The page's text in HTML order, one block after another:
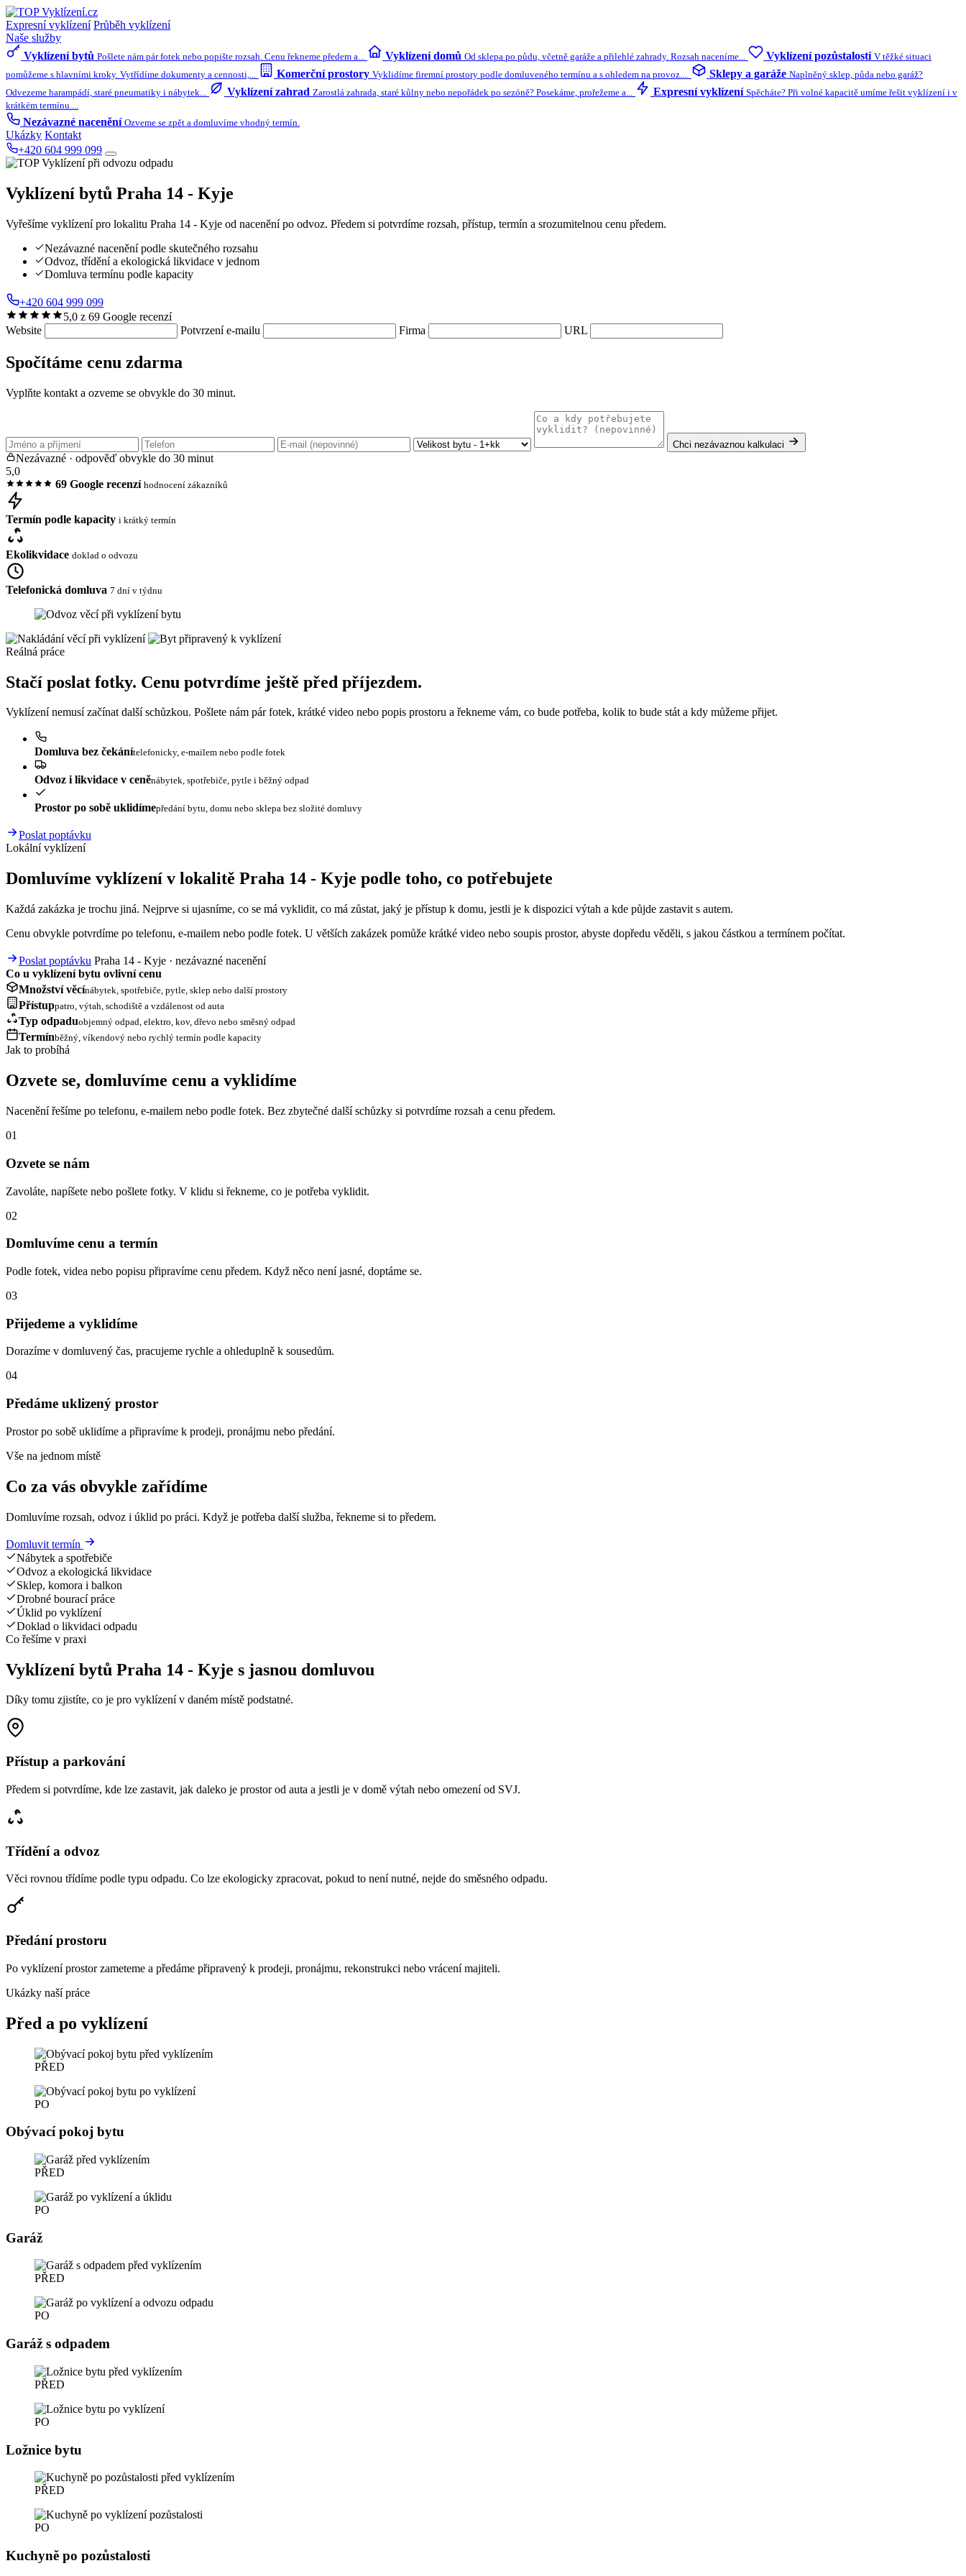
Expresní vyklízení Průběh vyklízení
Naše služby
Vyklízení bytů Pošlete nám pár fotek nebo popište rozsah. Cenu řekneme předem a... Vyklízení domů Od sklepa po půdu, včetně garáže a přilehlé zahrady. Rozsah naceníme... Vyklízení pozůstalostí V těžké situaci
pomůžeme s hlavními kroky. Vytřídíme dokumenty a cennosti,...
Komerční prostory Vyklidíme firemní prostory podle domluveného termínu a s ohledem na provoz.... Sklepy a garáže Naplněný sklep, půda nebo garáž?
Odvezeme harampádí, staré pneumatiky i nábytek...
Vyklízení zahrad Zarostlá zahrada, staré kůlny nebo nepořádek po sezóně? Posekáme, prořežeme a... Expresní vyklízení Spěcháte? Při volné kapacitě umíme řešit vyklízení i v
krátkém termínu....
Nezávazné nacenění Ozveme se zpět a domluvíme vhodný termín.
Ukázky Kontakt
+420 604 999 099
Vyklízení bytů Praha 14 - Kyje
Vyřešíme vyklízení pro lokalitu Praha 14 - Kyje od nacenění po odvoz. Předem si potvrdíme rozsah, přístup, termín a srozumitelnou cenu předem.
Nezávazné nacenění podle skutečného rozsahu
Odvoz, třídění a ekologická likvidace v jednom
Domluva termínu podle kapacity
+420 604 999 099
5,0 z 69 Google recenzí
Website
Potvrzení e-mailu Firma URL
Spočítáme cenu zdarma
Vyplňte kontakt a ozveme se obvykle do 30 minut.
Chci nezávaznou kalkulaci
Nezávazné · odpověď obvykle do 30 minut
5,0
69 Google recenzí hodnocení zákazníků
Termín podle kapacity i krátký termín
Ekolikvidace doklad o odvozu
Telefonická domluva 7 dní v týdnu
Reálná práce
Stačí poslat fotky. Cenu potvrdíme ještě před příjezdem.
Vyklízení nemusí začínat další schůzkou. Pošlete nám pár fotek, krátké video nebo popis prostoru a řekneme vám, co bude potřeba, kolik to bude stát a kdy můžeme přijet.
Domluva bez čekánítelefonicky, e-mailem nebo podle fotek
Odvoz i likvidace v ceněnábytek, spotřebiče, pytle i běžný odpad
Prostor po sobě uklidímepředání bytu, domu nebo sklepa bez složité domluvy
Poslat poptávku
Lokální vyklízení
Domluvíme vyklízení v lokalitě Praha 14 - Kyje podle toho, co potřebujete
Každá zakázka je trochu jiná. Nejprve si ujasníme, co se má vyklidit, co má zůstat, jaký je přístup k domu, jestli je k dispozici výtah a kde půjde zastavit s autem.
Cenu obvykle potvrdíme po telefonu, e-mailem nebo podle fotek. U větších zakázek pomůže krátké video nebo soupis prostor, abyste dopředu věděli, s jakou částkou a termínem počítat.
Poslat poptávku Praha 14 - Kyje · nezávazné nacenění
Co u vyklízení bytu ovlivní cenu
Množství věcínábytek, spotřebiče, pytle, sklep nebo další prostory
Přístuppatro, výtah, schodiště a vzdálenost od auta
Typ odpaduobjemný odpad, elektro, kov, dřevo nebo směsný odpad
Termínběžný, víkendový nebo rychlý termín podle kapacity
Jak to probíhá
Ozvete se, domluvíme cenu a vyklidíme
Nacenění řešíme po telefonu, e-mailem nebo podle fotek. Bez zbytečné další schůzky si potvrdíme rozsah a cenu předem.
01
Ozvete se nám
Zavoláte, napíšete nebo pošlete fotky. V klidu si řekneme, co je potřeba vyklidit.
02
Domluvíme cenu a termín
Podle fotek, videa nebo popisu připravíme cenu předem. Když něco není jasné, doptáme se.
03
Přijedeme a vyklidíme
Dorazíme v domluvený čas, pracujeme rychle a ohleduplně k sousedům.
04
Předáme uklizený prostor
Prostor po sobě uklidíme a připravíme k prodeji, pronájmu nebo předání.
Vše na jednom místě
Co za vás obvykle zařídíme
Domluvíme rozsah, odvoz i úklid po práci. Když je potřeba další služba, řekneme si to předem.
Domluvit termín
Nábytek a spotřebiče
Odvoz a ekologická likvidace
Sklep, komora i balkon
Drobné bourací práce
Úklid po vyklízení
Doklad o likvidaci odpadu
Co řešíme v praxi
Vyklízení bytů Praha 14 - Kyje s jasnou domluvou
Díky tomu zjistíte, co je pro vyklízení v daném místě podstatné.
Přístup a parkování
Předem si potvrdíme, kde lze zastavit, jak daleko je prostor od auta a jestli je v domě výtah nebo omezení od SVJ.
Třídění a odvoz
Věci rovnou třídíme podle typu odpadu. Co lze ekologicky zpracovat, pokud to není nutné, nejde do směsného odpadu.
Předání prostoru
Po vyklízení prostor zameteme a předáme připravený k prodeji, pronájmu, rekonstrukci nebo vrácení majiteli.
Ukázky naší práce
Před a po vyklízení
PŘED
PO
Obývací pokoj bytu
PŘED
PO
Garáž
PŘED
PO
Garáž s odpadem
PŘED
PO
Ložnice bytu
PŘED
PO
Kuchyně po pozůstalosti